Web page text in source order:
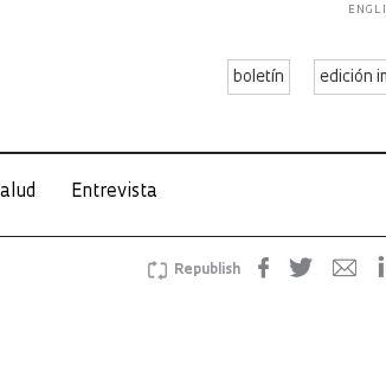
boletín edición
Entrevista
Republish